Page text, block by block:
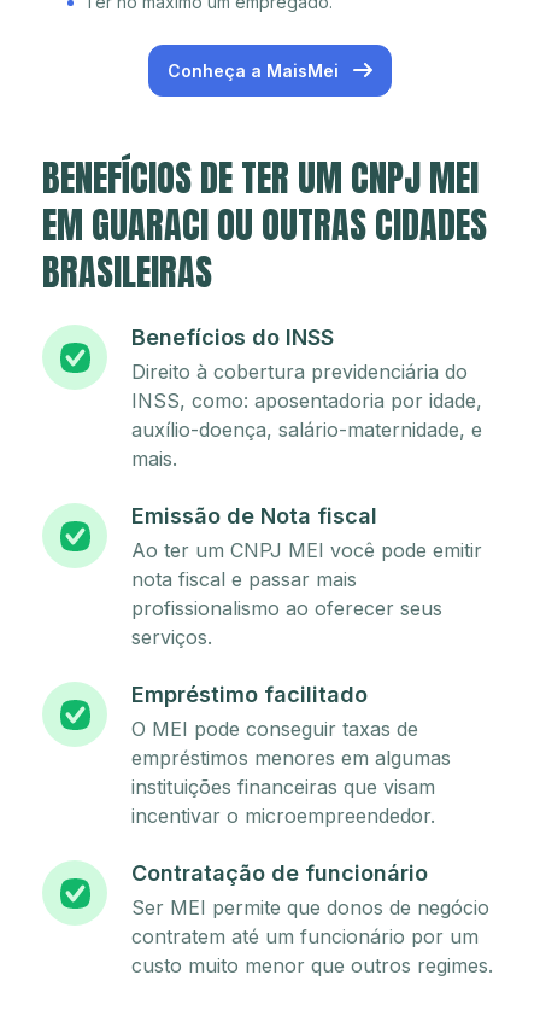
Conheça a MaisMei
BENEFÍCIOS DE TER UM CNPJ MEI
EM GUARACI OU OUTRAS CIDADES
BRASILEIRAS
Benefícios do INSS
Direito à cobertura previdenciária do
INSS, como: aposentadoria por idade,
auxílio-doença, salário-maternidade, e
mais.
Emissão de Nota fiscal
Ao ter um CNPJ MEI você pode emitir
nota fiscal e passar mais
profissionalismo ao oferecer seus
serviços.
Empréstimo facilitado
O MEI pode conseguir taxas de
empréstimos menores em algumas
instituições financeiras que visam
incentivar o microempreendedor.
Contratação de funcionário
Ser MEI permite que donos de negócio
contratem até um funcionário por um
custo muito menor que outros regimes.